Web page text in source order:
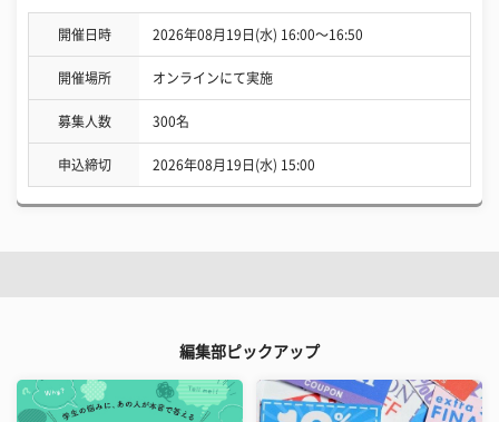
開催日時 2026年08月19日(水) 16:00〜16:50
開催場所 オンラインにて実施
募集人数 300名
申込締切 2026年08月19日(水) 15:00
編集部ピックアップ